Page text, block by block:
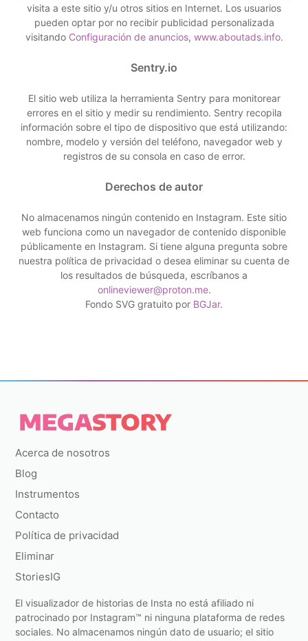
visita a este sitio y/u otros sitios en Internet. Los usuarios
pueden optar por no recibir publicidad personalizada
visitando Configuración de anuncios, www.aboutads.info.
Sentry.io
El sitio web utiliza la herramienta Sentry para monitorear
errores en el sitio y medir su rendimiento. Sentry recopila
información sobre el tipo de dispositivo que está utilizando:
nombre, modelo y versión del teléfono, navegador web y
registros de su consola en caso de error.
Derechos de autor
No almacenamos ningún contenido en Instagram. Este sitio
web funciona como un navegador de contenido disponible
públicamente en Instagram. Si tiene alguna pregunta sobre
nuestra política de privacidad o desea eliminar su cuenta de
los resultados de búsqueda, escríbanos a
onlineviewer@proton.me.
Fondo SVG gratuito por BGJar.
Acerca de nosotros
Blog
Instrumentos
Contacto
Política de privacidad
Eliminar
StoriesIG
El visualizador de historias de Insta no está afiliado ni
patrocinado por Instagram™ ni ninguna plataforma de redes
sociales. No almacenamos ningún dato de usuario; el sitio